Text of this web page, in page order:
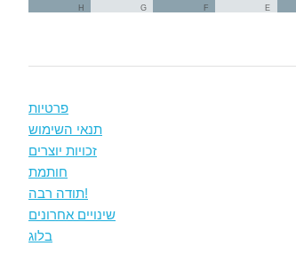
E
F
G
H
פרטיות
תנאי השימוש
זכויות יוצרים
חותמת
תודה רבה!
שינויים אחרונים
בלוג